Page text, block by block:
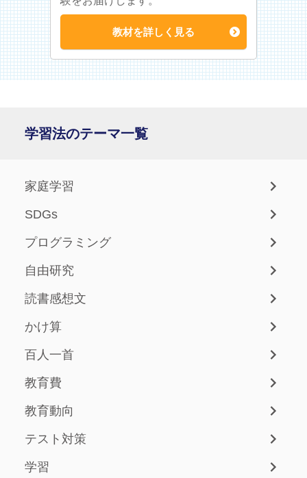
教材を詳しく見る
学習法のテーマ一覧
家庭学習
SDGs
プログラミング
自由研究
読書感想文
かけ算
百人一首
教育費
教育動向
テスト対策
学習